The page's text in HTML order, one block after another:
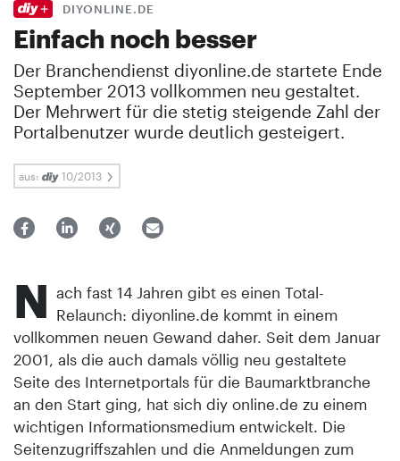
DIYONLINE.DE
Einfach noch besser
Der Branchendienst diyonline.de startete Ende
September 2013 vollkommen neu gestaltet.
Der Mehrwert für die stetig steigende Zahl der
Portalbenutzer wurde deutlich gesteigert.
aus: 10/2013
N ach fast 14 Jahren gibt es einen Total-
Relaunch: diyonline.de kommt in einem
vollkommen neuen Gewand daher. Seit dem Januar
2001, als die auch damals völlig neu gestaltete
Seite des Internetportals für die Baumarktbranche
an den Start ging, hat sich diy online.de zu einem
wichtigen Informationsmedium entwickelt. Die
Seitenzugriffszahlen und die Anmeldungen zum